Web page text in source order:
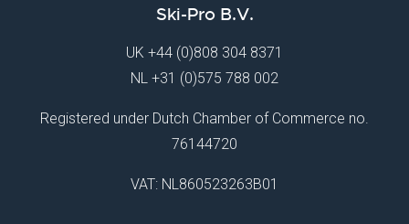
Ski-Pro B.V.
UK +44 (0)808 304 8371
NL +31 (0)575 788 002
Registered under Dutch Chamber of Commerce no.
76144720
VAT: NL860523263B01